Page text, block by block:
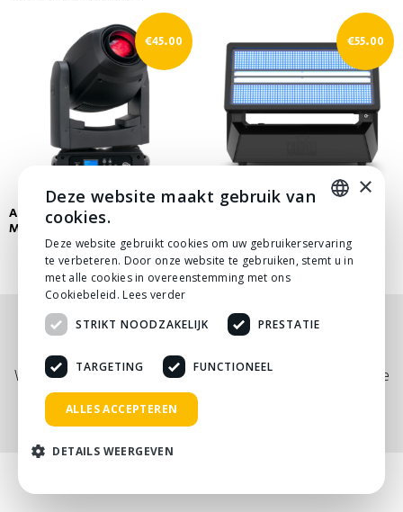
ADJ FOCUS SPOT 4Z LED
MOVING HEAD
€45.00
/STROBE
€55.00
Nog niet helemaal gevonden wat je zocht? Bekijk
onze
, of neem
Wij adviseren je graag via telefoon, mail of tijdens een kopje
koffie!
DUTCH
×
Deze website maakt gebruik van
cookies.
Deze website gebruikt cookies om uw gebruikerservaring
te verbeteren. Door onze website te gebruiken, stemt u in
met alle cookies in overeenstemming met ons
Cookiebeleid. Lees verder
STRIKT NOODZAKELIJK
PRESTATIE
TARGETING FUNCTIONEEL
ALLES ACCEPTEREN
DETAILS WEERGEVEN